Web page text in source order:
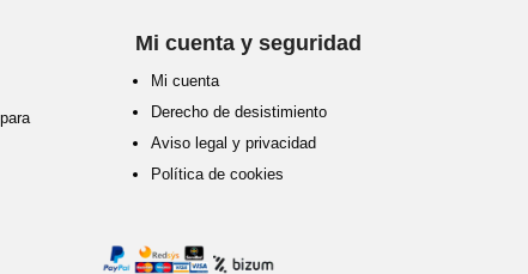
Mi cuenta y seguridad
Mi cuenta
Derecho de desistimiento
Aviso legal y privacidad
Política de cookies